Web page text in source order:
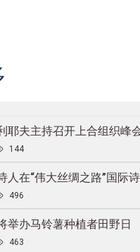
耶夫主持召开上合组织峰
144
人在“伟大丝绸之路”国际
496
举办马铃薯种植者田野日
463